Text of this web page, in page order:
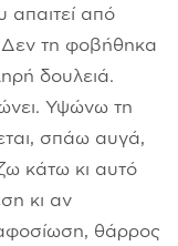
απαιτεί από
Δεν τη φοβήθηκα
δουλειά.
Υψώνω τη
σπάω αυγά,
κάτω κι αυτό
κι αν
θάρρος